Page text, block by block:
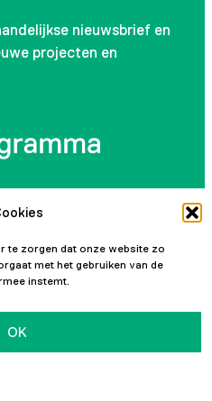
te zorgen dat onze website zo
met het gebruiken van de
instemt.
OK
nieuwsbrief en
projecten en